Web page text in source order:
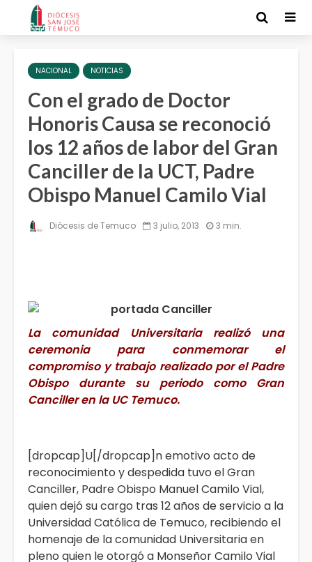
NACIONAL NOTICIAS
Con el grado de Doctor
Honoris Causa se reconoció
los 12 años de labor del Gran
Canciller de la UCT, Padre
Obispo Manuel Camilo Vial
Diócesis de Temuco 3 julio, 2013 3 min.
La comunidad Universitaria realizó una
ceremonia para conmemorar el
compromiso y trabajo realizado por el Padre
Obispo durante su periodo como Gran
Canciller en la UC Temuco.
[dropcap]U[/dropcap]n emotivo acto de
reconocimiento y despedida tuvo el Gran
Canciller, Padre Obispo Manuel Camilo Vial,
quien dejó su cargo tras 12 años de servicio a la
Universidad Católica de Temuco, recibiendo el
homenaje de la comunidad Universitaria en
pleno quien le otorgó a Monseñor Camilo Vial